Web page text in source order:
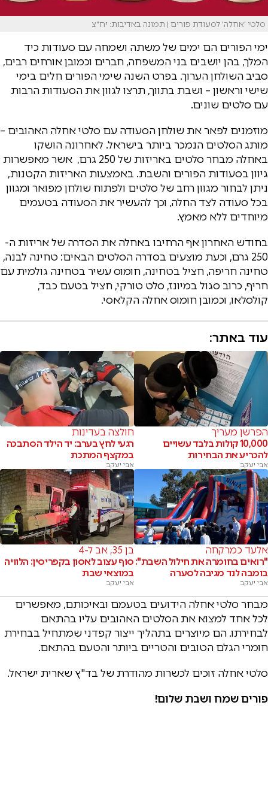
סלטי 'אחלה' לסעודת פורים | תמונה באדיבות: יח"צ
ימי הפורים הם ימים של משתה ושמחה עם סעודות כיד
המלך, בהן יושבים בני המשפחה, חברים וכמובן אורחים רבים,
סביב השולחן הערוך. בפרט השנה שימי הפורים חלים בימי
שישי וראשון – ושבת בתווך, תרצו לגוון את הסעודות הרבות
עם סלטים שונים.
מוזמנים לפאר את שולחן הסעודה עם סלטי אחלה האהובים –
מותג הסלטים הנמכר ביותר בישראל. לאחרונה הושקו
באחלה מבחר סלטים באריזות של 250 גרם, אשר מאפשרות
גיוון בסעודות הפורים והשבת. באמצעות האריזות הקטנות,
ניתן לבחור מגוון רחב של סלטים ולפתוח שולחן מפואר ומגוון
בכל סעודה לצד החלה, וכך להעשיר את הסעודה בטעמים
מיוחדים ללא מאמץ.
בחודש האחרון אף הרחיבו באחלה את הסדרה של אריזות ה-
250 גרם, וכעת מוצעים בסדרה הסלטים הבאים: טחינה לבנה,
טחינה חריפה, חציל בטחינה, חומוס עשיר בטחינה גולמית עם
חריף, כרוב סגול במיונז, סלט טורקי, חציל בטעם כבד,
קולסלאו, וכמובן חומוס אחלה הקלאסי.
עוד באתר:
הפרשן מעריך
10,000 קולות בלבד עשויים
להכריע את הבחירות
אבי יעקב
חולצה בעדינות
רגעי לחץ בערב: יד הילד הסתבכה
במקצף המתכת
אבי יעקב
אלעד כמרקחה
"רואים בחומרה את חילול השבת":
בומבה לנד מגיבה לסערה
אבי יעקב
בן 35, אב ל-4
סוף עצוב לאסון בקפריסין: הלוויה
במוצאי שבת
אבי יעקב
מבחר סלטי אחלה הידועים בטעמם ובאיכותם, מאפשרים
לכל אחד למצוא את הסלטים האהובים עליו בהתאם
לבחירתו. הם מיוצרים בתהליך ייצור קפדני שמתחיל בבחירת
חומרי הגלם הטובים והטריים ביותר והטעם בהתאם.
סלטי אחלה זוכים לכשרות מהודרת של בד"ץ שארית ישראל.
פורים שמח ושבת שלום!